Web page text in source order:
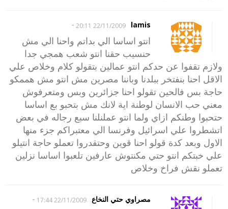
lamis
22/11/2009 20:11
-
انتو اساسا الي بداتم واحنا الي مش
حنسيب حقنا انتو شعب همجي جدا
ولازم تقفوا عن حدكم انتو عمالين بتقولو كلام وخلاص علي
الاقل احنا بنفتخر ببلدنا وباننا مصرين مش انتو مش هممكو
حاجة بس فالحين تقولو احنا جزائرين وبس ومتعرفوش
معني حب الانسان لوطنة اية لانك مش بتحبو بع اساسا
حتحبوا وطنكم ازاي ولما انتو عملنلنا سبع رجاله في بعض
اتشطروا علي اسرائيل وفرنسا الي معتبراكم جزء منها
الاول وبعد كدة قولو احنا قوين وحتقدروا تعملو حاجة انتيلو
علي خبتكم انتو حتي مكنتوش عارفين تلعبوا اساسا نزلين
تعملو نقش فراخ وخلاص
مصراوي حتي النخاع 22/11/2009 17:44
-